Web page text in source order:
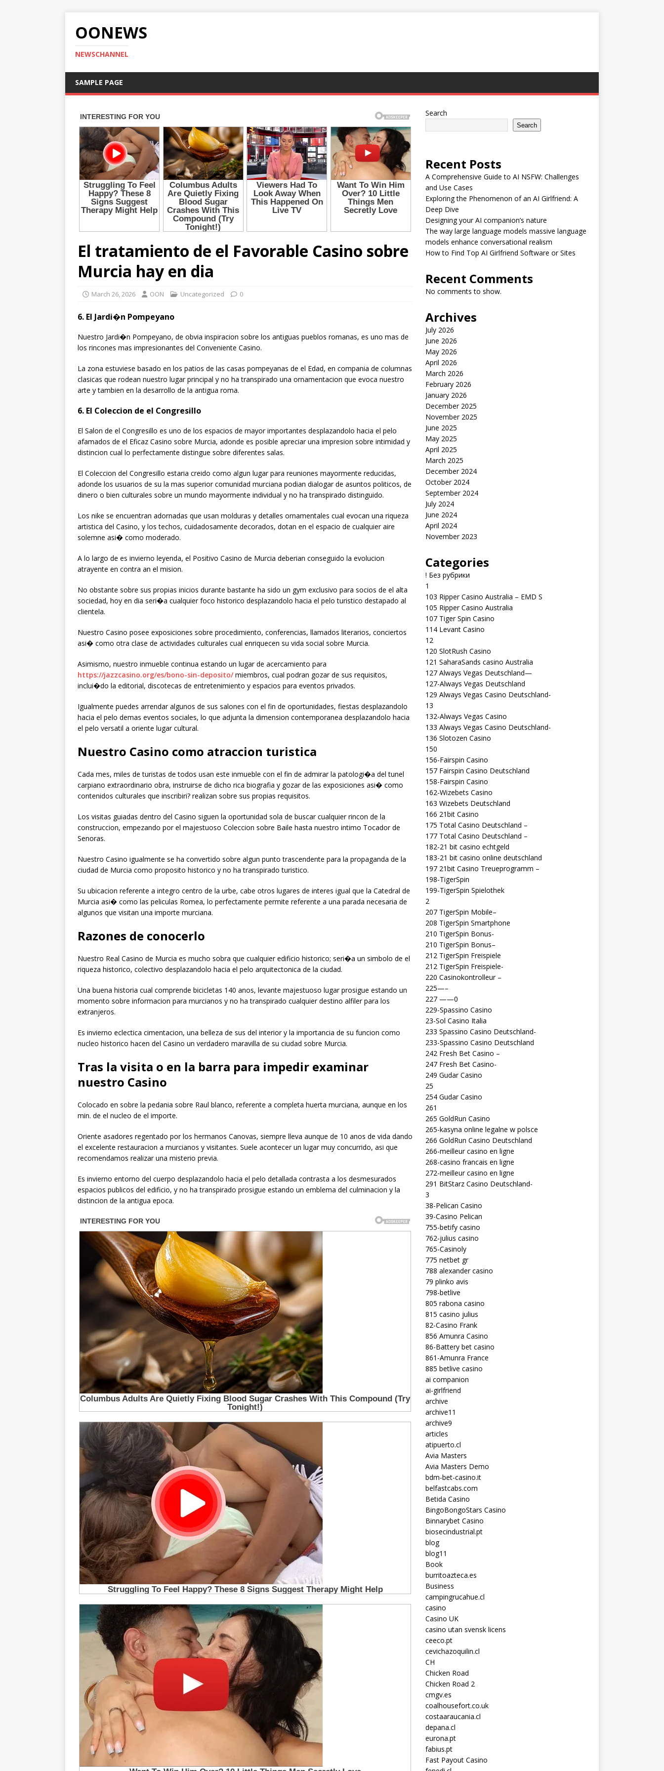
OONEWS
NEWSCHANNEL
SAMPLE PAGE
El tratamiento de el Favorable Casino sobre
Murcia hay en dia
March 26, 2026 OON Uncategorized 0
6. El Jardi�n Pompeyano
Nuestro Jardi�n Pompeyano, de obvia inspiracion sobre los antiguas pueblos romanas, es uno mas de
los rincones mas impresionantes del Conveniente Casino.
La zona estuviese basado en los patios de las casas pompeyanas de el Edad, en compania de columnas
clasicas que rodean nuestro lugar principal y no ha transpirado una ornamentacion que evoca nuestro
arte y tambien en la desarrollo de la antigua roma.
6. El Coleccion de el Congresillo
El Salon de el Congresillo es uno de los espacios de mayor importantes desplazandolo hacia el pelo
afamados de el Eficaz Casino sobre Murcia, adonde es posible apreciar una impresion sobre intimidad y
distincion cual lo perfectamente distingue sobre diferentes salas.
El Coleccion del Congresillo estaria creido como algun lugar para reuniones mayormente reducidas,
adonde los usuarios de su la mas superior comunidad murciana podian dialogar de asuntos politicos, de
dinero o bien culturales sobre un mundo mayormente individual y no ha transpirado distinguido.
Los nike se encuentran adornadas que usan molduras y detalles ornamentales cual evocan una riqueza
artistica del Casino, y los techos, cuidadosamente decorados, dotan en el espacio de cualquier aire
solemne asi� como moderado.
A lo largo de es invierno leyenda, el Positivo Casino de Murcia deberian conseguido la evolucion
atrayente en contra an el mision.
No obstante sobre sus propias inicios durante bastante ha sido un gym exclusivo para socios de el alta
sociedad, hoy en dia seri�a cualquier foco historico desplazandolo hacia el pelo turistico destapado al
clientela.
Nuestro Casino posee exposiciones sobre procedimiento, conferencias, llamados literarios, conciertos
asi� como otra clase de actividades culturales cual enriquecen su vida social sobre Murcia.
Asimismo, nuestro inmueble continua estando un lugar de acercamiento para
https://jazzcasino.org/es/bono-sin-deposito/miembros, cual podran gozar de sus requisitos,
inclui�do la editorial, discotecas de entretenimiento y espacios para eventos privados.
Igualmente puedes arrendar algunos de sus salones con el fin de oportunidades, fiestas desplazandolo
hacia el pelo demas eventos sociales, lo que adjunta la dimension contemporanea desplazandolo hacia
el pelo versatil a oriente lugar cultural.
Nuestro Casino como atraccion turistica
Cada mes, miles de turistas de todos usan este inmueble con el fin de admirar la patologi�a del tunel
carpiano extraordinario obra, instruirse de dicho rica biografia y gozar de las exposiciones asi� como
contenidos culturales que inscribiri? realizan sobre sus propias requisitos.
Los visitas guiadas dentro del Casino siguen la oportunidad sola de buscar cualquier rincon de la
construccion, empezando por el majestuoso Coleccion sobre Baile hasta nuestro intimo Tocador de
Senoras.
Nuestro Casino igualmente se ha convertido sobre algun punto trascendente para la propaganda de la
ciudad de Murcia como proposito historico y no ha transpirado turistico.
Su ubicacion referente a integro centro de la urbe, cabe otros lugares de interes igual que la Catedral de
Murcia asi� como las peliculas Romea, lo perfectamente permite referente a una parada necesaria de
algunos que visitan una importe murciana.
Razones de conocerlo
Nuestro Real Casino de Murcia es mucho sobra que cualquier edificio historico; seri�a un simbolo de el
riqueza historico, colectivo desplazandolo hacia el pelo arquitectonica de la ciudad.
Una buena historia cual comprende bicicletas 140 anos, levante majestuoso lugar prosigue estando un
momento sobre informacion para murcianos y no ha transpirado cualquier destino alfiler para los
extranjeros.
Es invierno eclectica cimentacion, una belleza de sus del interior y la importancia de su funcion como
nucleo historico hacen del Casino un verdadero maravilla de su ciudad sobre Murcia.
Tras la visita o en la barra para impedir examinar
nuestro Casino
Colocado en sobre la pedania sobre Raul blanco, referente a completa huerta murciana, aunque en los
min. de el nucleo de el importe.
Oriente asadores regentado por los hermanos Canovas, siempre lleva aunque de 10 anos de vida dando
el excelente restauracion a murcianos y visitantes. Suele acontecer un lugar muy concurrido, asi que
recomendamos realizar una misterio previa.
Es invierno entorno del cuerpo desplazandolo hacia el pelo detallada contrasta a los desmesurados
espacios publicos del edificio, y no ha transpirado prosigue estando un emblema del culminacion y la
distincion de la antigua epoca.
Search
Search
Recent Posts
A Comprehensive Guide to AI NSFW: Challenges
and Use Cases
Exploring the Phenomenon of an AI Girlfriend: A
Deep Dive
Designing your AI companion’s nature
The way large language models massive language
models enhance conversational realism
How to Find Top AI Girlfriend Software or Sites
Recent Comments
No comments to show.
Archives
July 2026
June 2026
May 2026
April 2026
March 2026
February 2026
January 2026
December 2025
November 2025
June 2025
May 2025
April 2025
March 2025
December 2024
October 2024
September 2024
July 2024
June 2024
April 2024
November 2023
Categories
! Без рубрики
1
103 Ripper Casino Australia – EMD S
105 Ripper Casino Australia
107 Tiger Spin Casino
114 Levant Casino
12
120 SlotRush Casino
121 SaharaSands casino Australia
127 Always Vegas Deutschland—
127-Always Vegas Deutschland
129 Always Vegas Casino Deutschland-
13
132-Always Vegas Casino
133 Always Vegas Casino Deutschland-
136 Slotozen Casino
150
156-Fairspin Casino
157 Fairspin Casino Deutschland
158-Fairspin Casino
162-Wizebets Casino
163 Wizebets Deutschland
166 21bit Casino
175 Total Casino Deutschland –
177 Total Casino Deutschland –
182-21 bit casino echtgeld
183-21 bit casino online deutschland
197 21bit Casino Treueprogramm –
198-TigerSpin
199-TigerSpin Spielothek
2
207 TigerSpin Mobile–
208 TigerSpin Smartphone
210 TigerSpin Bonus-
210 TigerSpin Bonus–
212 TigerSpin Freispiele
212 TigerSpin Freispiele-
220 Casinokontrolleur –
225—–
227 ——0
229-Spassino Casino
23-Sol Casino Italia
233 Spassino Casino Deutschland-
233-Spassino Casino Deutschland
242 Fresh Bet Casino –
247 Fresh Bet Casino-
249 Gudar Casino
25
254 Gudar Casino
261
265 GoldRun Casino
265-kasyna online legalne w polsce
266 GoldRun Casino Deutschland
266-meilleur casino en ligne
268-casino francais en ligne
272-meilleur casino en ligne
291 BitStarz Casino Deutschland-
3
38-Pelican Casino
39-Casino Pelican
755-betify casino
762-julius casino
765-Casinoly
775 netbet gr
788 alexander casino
79 plinko avis
798-betlive
805 rabona casino
815 casino julius
82-Casino Frank
856 Amunra Casino
86-Battery bet casino
861-Amunra France
885 betlive casino
ai companion
ai-girlfriend
archive
archive11
archive9
articles
atipuerto.cl
Avia Masters
Avia Masters Demo
bdm-bet-casino.it
belfastcabs.com
Betida Casino
BingoBongoStars Casino
Binnarybet Casino
biosecindustrial.pt
blog
blog11
Book
burritoazteca.es
Business
campingrucahue.cl
casino
Casino UK
casino utan svensk licens
ceeco.pt
cevichazoquilin.cl
CH
Chicken Road
Chicken Road 2
cmgv.es
coalhousefort.co.uk
costaaraucania.cl
depana.cl
eurona.pt
fabius.pt
Fast Payout Casino